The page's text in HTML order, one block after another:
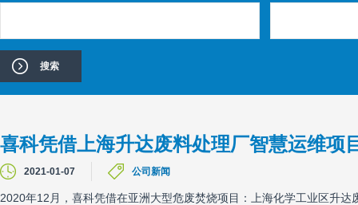
喜科凭借上海升达废料处理厂智慧运维项
2021-01-07 公司新闻
2020年12月，喜科凭借在亚洲大型危废焚烧项目：上海化学工业区升